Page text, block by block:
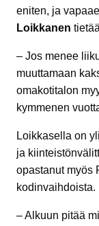
eniten, ja
Loikkanen
– Jos menee
muuttamaan
omakotitalon
kymmenen
Loikkasella on
ja
opastanut myös
kodinvaihdoista.
– Alkuun pitää